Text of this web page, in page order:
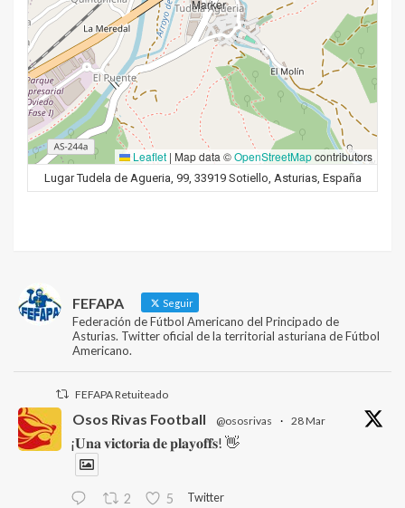
Leaflet | Map data ©OpenStreetMapcontributors
Lugar Tudela de Agueria, 99, 33919 Sotiello, Asturias, España
FEFAPA Seguir
Federación de Fútbol Americano del Principado de
Asturias. Twitter oficial de la territorial asturiana de Fútbol
Americano.
FEFAPA Retuiteado
Osos Rivas Football @ososrivas · 28 Mar
¡𝐔𝐧𝐚 𝐯𝐢𝐜𝐭𝐨𝐫𝐢𝐚 𝐝𝐞 𝐩𝐥𝐚𝐲𝐨𝐟𝐟𝐬! 👋
2 5 Twitter